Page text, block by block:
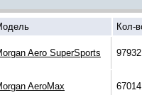
Кол-
Aero SuperSports 97932
AeroMax 67014